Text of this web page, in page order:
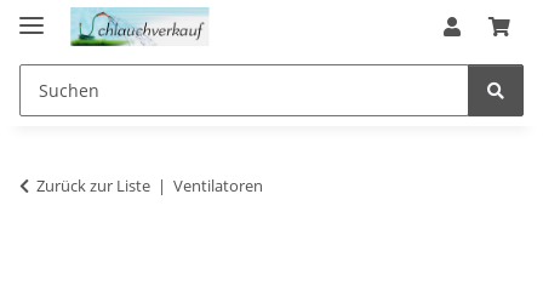
Zurück zur Liste Ventilatoren